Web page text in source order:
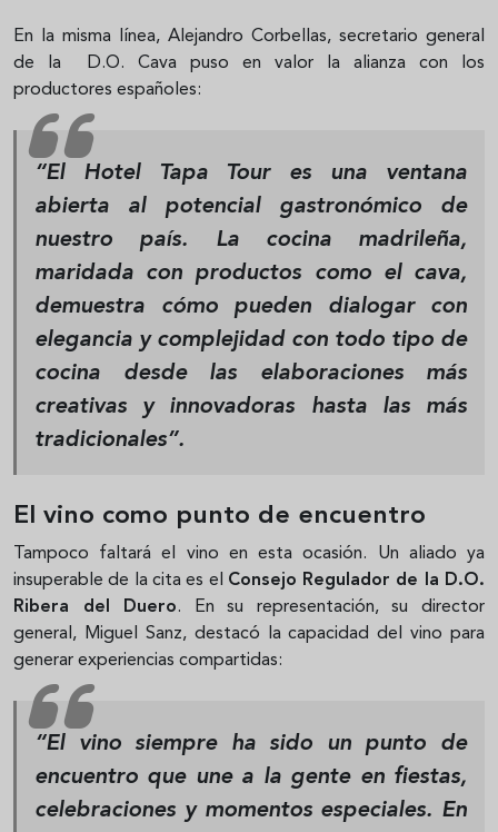
En la misma línea, Alejandro Corbellas, secretario general
de la D.O. Cava puso en valor la alianza con los
productores españoles:
“El Hotel Tapa Tour es una ventana
abierta al potencial gastronómico de
nuestro país. La cocina madrileña,
maridada con productos como el cava,
demuestra cómo pueden dialogar con
elegancia y complejidad con todo tipo de
cocina desde las elaboraciones más
creativas y innovadoras hasta las más
tradicionales”.
El vino como punto de encuentro
Tampoco faltará el vino en esta ocasión. Un aliado ya
insuperable de la cita es el Consejo Regulador de la D.O.
Ribera del Duero. En su representación, su director
general, Miguel Sanz, destacó la capacidad del vino para
generar experiencias compartidas:
“El vino siempre ha sido un punto de
encuentro que une a la gente en fiestas,
celebraciones y momentos especiales. En